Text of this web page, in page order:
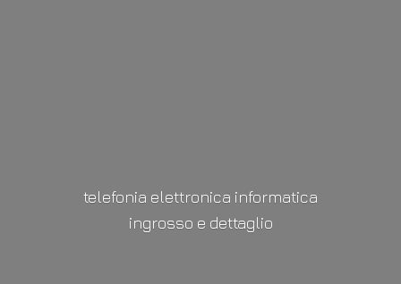
telefonia elettronica informatica
ingrosso e dettaglio